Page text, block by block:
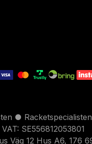
●
SE556812053801
Väg 12 Hus A6, 176